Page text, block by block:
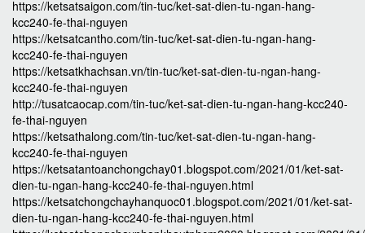
https://ketsatsaigon.com/tin-tuc/ket-sat-dien-tu-ngan-hang-
kcc240-fe-thai-nguyen
https://ketsatcantho.com/tin-tuc/ket-sat-dien-tu-ngan-hang-
kcc240-fe-thai-nguyen
https://ketsatkhachsan.vn/tin-tuc/ket-sat-dien-tu-ngan-hang-
kcc240-fe-thai-nguyen
http://tusatcaocap.com/tin-tuc/ket-sat-dien-tu-ngan-hang-kcc240-
fe-thai-nguyen
https://ketsathalong.com/tin-tuc/ket-sat-dien-tu-ngan-hang-
kcc240-fe-thai-nguyen
https://ketsatantoanchongchay01.blogspot.com/2021/01/ket-sat-
dien-tu-ngan-hang-kcc240-fe-thai-nguyen.html
https://ketsatchongchayhanquoc01.blogspot.com/2021/01/ket-sat-
dien-tu-ngan-hang-kcc240-fe-thai-nguyen.html